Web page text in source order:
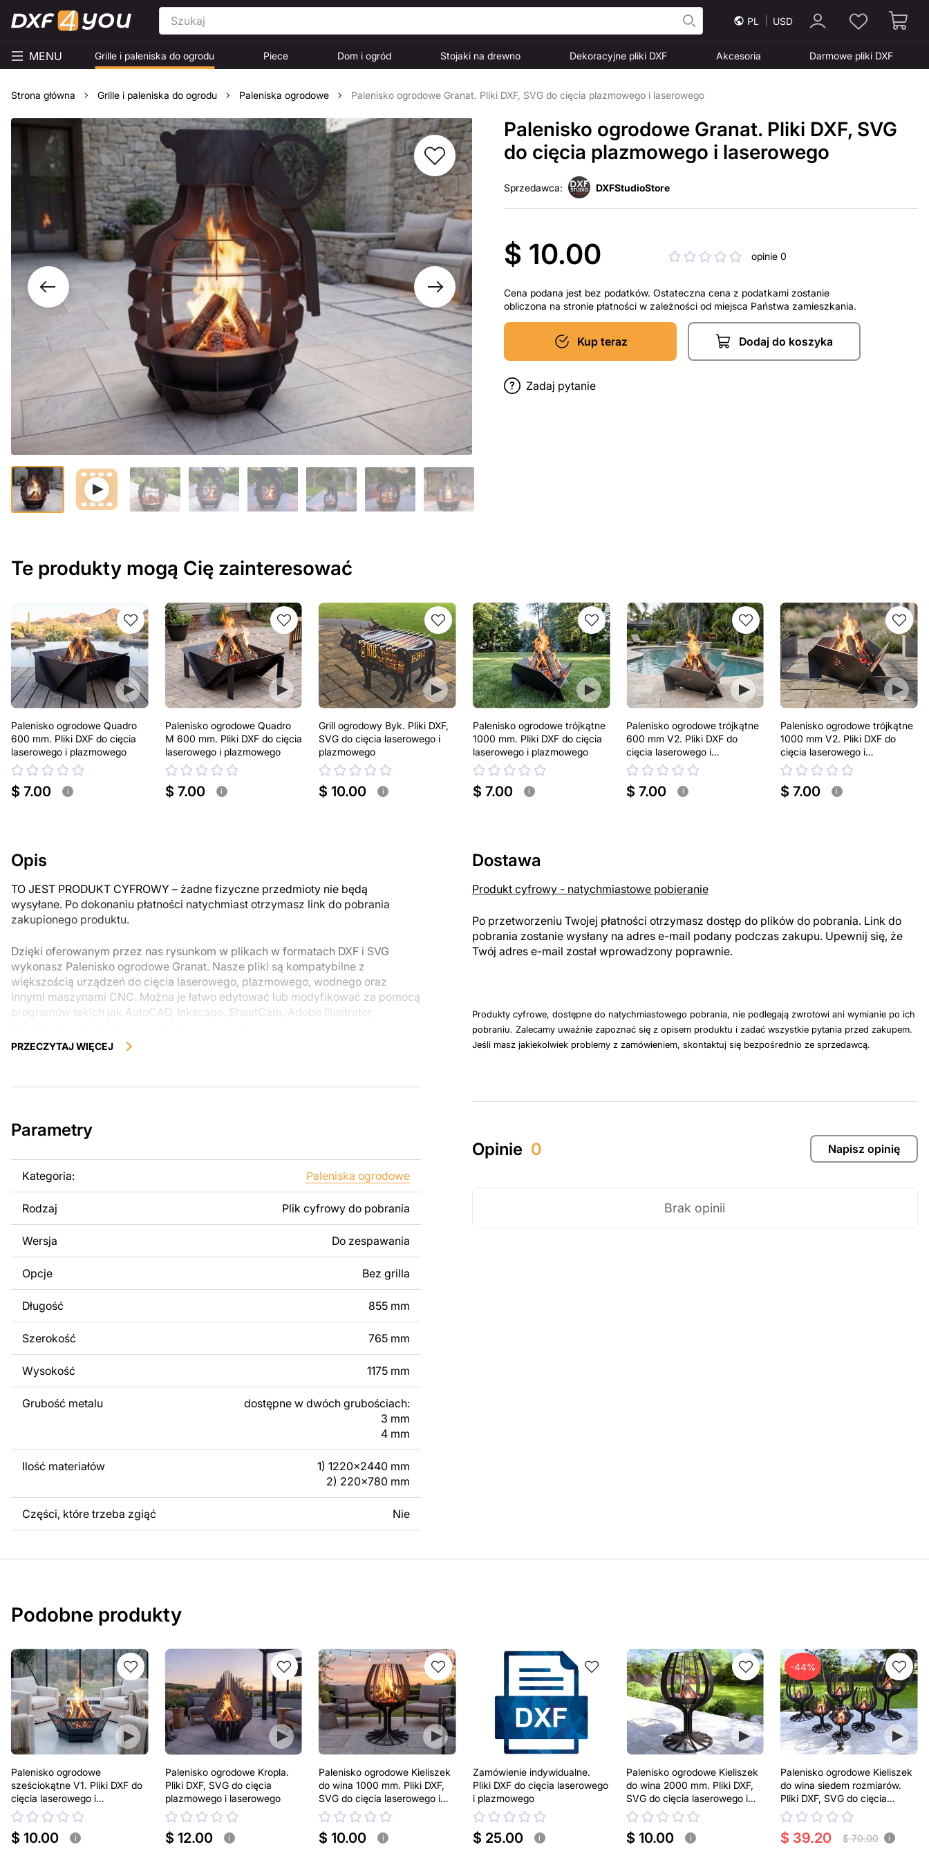
PL USD
MENU Grille i paleniska do ogrodu Piece Dom i ogród Stojaki na drewno Dekoracyjne pliki DXF Akcesoria Darmowe pliki DXF
Strona główna Grille i paleniska do ogrodu Paleniska ogrodowe Palenisko ogrodowe Granat. Pliki DXF, SVG do cięcia plazmowego i laserowego
Palenisko ogrodowe Granat. Pliki DXF, SVG
do cięcia plazmowego i laserowego
Sprzedawca: DXFStudioStore
$ 10.00 opinie 0
Cena podana jest bez podatków. Ostateczna cena z podatkami zostanie
obliczona na stronie płatności w zależności od miejsca Państwa zamieszkania.
Kup teraz Dodaj do koszyka
Zadaj pytanie
Te produkty mogą Cię zainteresować
Palenisko ogrodowe Quadro
600 mm. Pliki DXF do cięcia
laserowego i plazmowego
$ 7.00 i
Palenisko ogrodowe Quadro
M 600 mm. Pliki DXF do cięcia
laserowego i plazmowego
$ 7.00 i
Grill ogrodowy Byk. Pliki DXF,
SVG do cięcia laserowego i
plazmowego
$ 10.00 i
Palenisko ogrodowe trójkątne
1000 mm. Pliki DXF do cięcia
laserowego i plazmowego
$ 7.00 i
Palenisko ogrodowe trójkątne
600 mm V2. Pliki DXF do
cięcia laserowego i
plazmowego
$ 7.00 i
Palenisko ogrodowe trójkątne
1000 mm V2. Pliki DXF do
cięcia laserowego i
plazmowego
$ 7.00 i
Opis
TO JEST PRODUKT CYFROWY – żadne fizyczne przedmioty nie będą
wysyłane. Po dokonaniu płatności natychmiast otrzymasz link do pobrania
zakupionego produktu.
Dzięki oferowanym przez nas rysunkom w plikach w formatach DXF i SVG
wykonasz Palenisko ogrodowe Granat. Nasze pliki są kompatybilne z
większością urządzeń do cięcia laserowego, plazmowego, wodnego oraz
innymi maszynami CNC. Można je łatwo edytować lub modyfikować za pomocą
programów takich jak AutoCAD, Inkscape, SheetCam, Adobe Illustrator,
zostały zaprojektowane z myślą o nowoczesnej estetyce i łatwym montażu, aby
Można używać tych plików do tworzenia gotowych produktów zarówno do
odsprzedaż lub udostępnianie oryginalnych bądź zmodyfikowanych plików jest
Za dodatkową opłatą możemy dostosować projekt poprzez dodanie tekstu,
obrazów lub logo Twojej firmy albo wprowadzenie innych modyfikacji według
Twoich potrzeb. Jeśli potrzebujesz indywidualnego projektu metalowego
produktu, skontaktuj się z nami.
Jeśli masz jakiekolwiek pytania lub potrzebujesz pomocy, skontaktuj się z nami
w dowolnym momencie – zawsze chętnie pomożemy.
PRZECZYTAJ WIĘCEJ
Parametry
Kategoria: Paleniska ogrodowe
Rodzaj Plik cyfrowy do pobrania
Wersja Do zespawania
Opcje Bez grilla
Długość 855 mm
Szerokość 765 mm
Wysokość 1175 mm
Grubość metalu
dostępne w dwóch grubościach:
3 mm
4 mm
Ilość materiałów
1) 1220x2440 mm
2) 220x780 mm
Części, które trzeba zgiąć Nie
Dostawa
Produkt cyfrowy - natychmiastowe pobieranie
Po przetworzeniu Twojej płatności otrzymasz dostęp do plików do pobrania. Link do
pobrania zostanie wysłany na adres e-mail podany podczas zakupu. Upewnij się, że
Twój adres e-mail został wprowadzony poprawnie.
Produkty cyfrowe, dostępne do natychmiastowego pobrania, nie podlegają zwrotowi ani wymianie po ich
pobraniu. Zalecamy uważnie zapoznać się z opisem produktu i zadać wszystkie pytania przed zakupem.
Jeśli masz jakiekolwiek problemy z zamówieniem, skontaktuj się bezpośrednio ze sprzedawcą.
Opinie 0 Napisz opinię
Brak opinii
Podobne produkty
Palenisko ogrodowe
sześciokątne V1. Pliki DXF do
cięcia laserowego i
plazmowego
$ 10.00 i
Palenisko ogrodowe Kropla.
Pliki DXF, SVG do cięcia
plazmowego i laserowego
$ 12.00 i
Palenisko ogrodowe Kieliszek
do wina 1000 mm. Pliki DXF,
SVG do cięcia laserowego i
plazmowego
$ 10.00 i
Zamówienie indywidualne.
Pliki DXF do cięcia laserowego
i plazmowego
$ 25.00 i
Palenisko ogrodowe Kieliszek
do wina 2000 mm. Pliki DXF,
SVG do cięcia laserowego i
plazmowego
$ 10.00 i
-44%
Palenisko ogrodowe Kieliszek
do wina siedem rozmiarów.
Pliki DXF, SVG do cięcia
laserowego i plazmowego
$ 39.20 $ 70.00 i